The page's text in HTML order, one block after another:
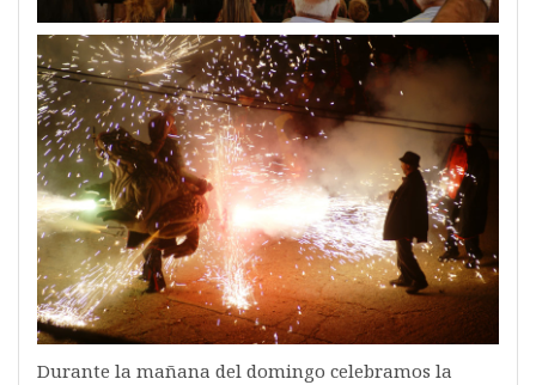
Durante la mañana del domingo celebramos la